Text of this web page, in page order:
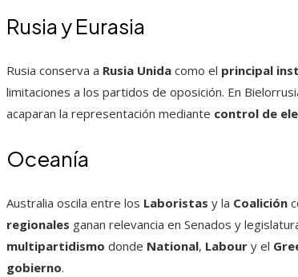
Rusia y Eurasia
Rusia conserva a Rusia Unida como el principal
limitaciones a los partidos de oposición. En
acaparan la representación mediante control de
Oceanía
Australia oscila entre los Laboristas y la Coalición
regionales ganan relevancia en Senados y
multipartidismo donde National, Labour y el
gobierno.